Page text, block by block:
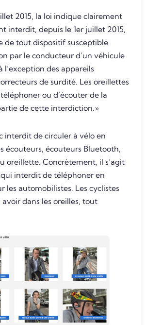
2015, la loi indique clairement
interdit, depuis le 1er juillet 2015,
de tout dispositif susceptible
par le conducteur d’un véhicule
l’exception des appareils
de surdité. Les oreillettes
ou d’écouter de la
de cette interdiction.»
interdit de circuler à vélo en
écouteurs, écouteurs Bluetooth,
oreillette. Concrètement, il s’agit
interdit de téléphoner en
les automobilistes. Les cyclistes
dans les oreilles, tout